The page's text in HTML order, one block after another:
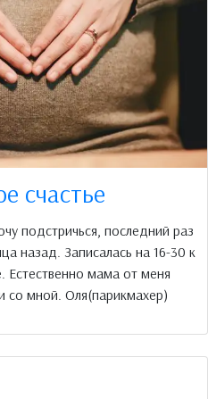
счастье
подстричься, последний раз
назад. Записалась на 16-30 к
мама от меня
со мной. Оля(парикмахер)